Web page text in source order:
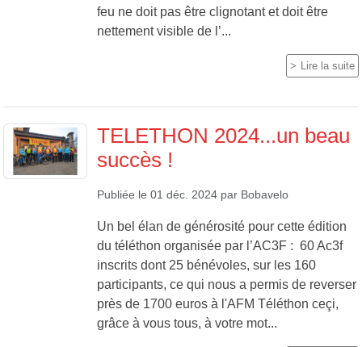
feu ne doit pas être clignotant et doit être
nettement visible de l’...
Lire la suite
TELETHON 2024...un beau
succès !
Publiée le 01 déc. 2024 par Bobavelo
Un bel élan de générosité pour cette édition
du téléthon organisée par l’AC3F : 60 Ac3f
inscrits dont 25 bénévoles, sur les 160
participants, ce qui nous a permis de reverser
près de 1700 euros à l'AFM Téléthon ceçi,
grâce à vous tous, à votre mot...